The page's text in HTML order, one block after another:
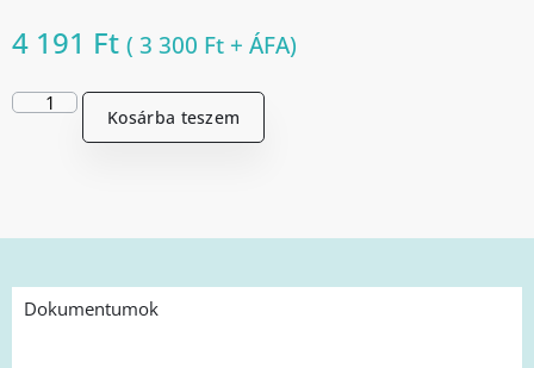
4 191 Ft ( 3 300 Ft + ÁFA)
Kosárba teszem
Dokumentumok